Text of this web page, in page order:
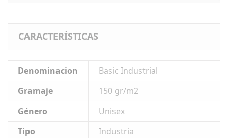
CARACTERÍSTICAS
Denominacion
Basic Industrial
Gramaje
150 gr/m2
Género
Unisex
Tipo
Industria